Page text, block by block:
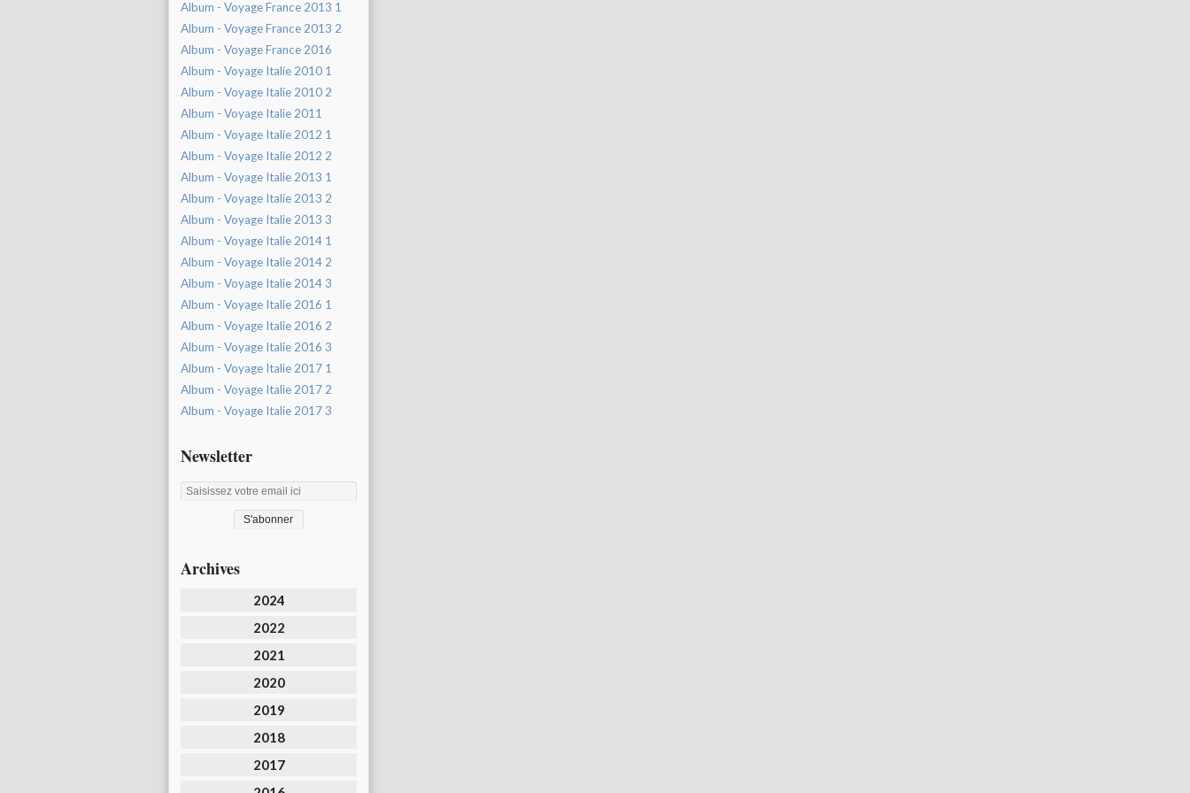
Album - Voyage France 2013 1
Album - Voyage France 2013 2
Album - Voyage France 2016
Album - Voyage Italie 2010 1
Album - Voyage Italie 2010 2
Album - Voyage Italie 2011
Album - Voyage Italie 2012 1
Album - Voyage Italie 2012 2
Album - Voyage Italie 2013 1
Album - Voyage Italie 2013 2
Album - Voyage Italie 2013 3
Album - Voyage Italie 2014 1
Album - Voyage Italie 2014 2
Album - Voyage Italie 2014 3
Album - Voyage Italie 2016 1
Album - Voyage Italie 2016 2
Album - Voyage Italie 2016 3
Album - Voyage Italie 2017 1
Album - Voyage Italie 2017 2
Album - Voyage Italie 2017 3
Newsletter
Archives
2024
2022
2021
2020
2019
2018
2017